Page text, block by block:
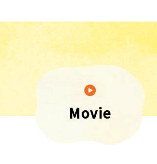
Movie